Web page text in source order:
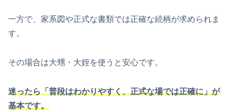
一方で、家系図や正式な書類では正確な続柄が求められま
す。
その場合は大甥・大姪を使うと安心です。
迷ったら「普段はわかりやすく、正式な場では正確に」が
基本です。